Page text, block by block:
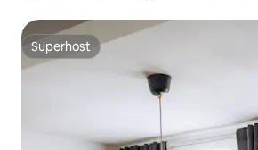
Superhost
Superhost